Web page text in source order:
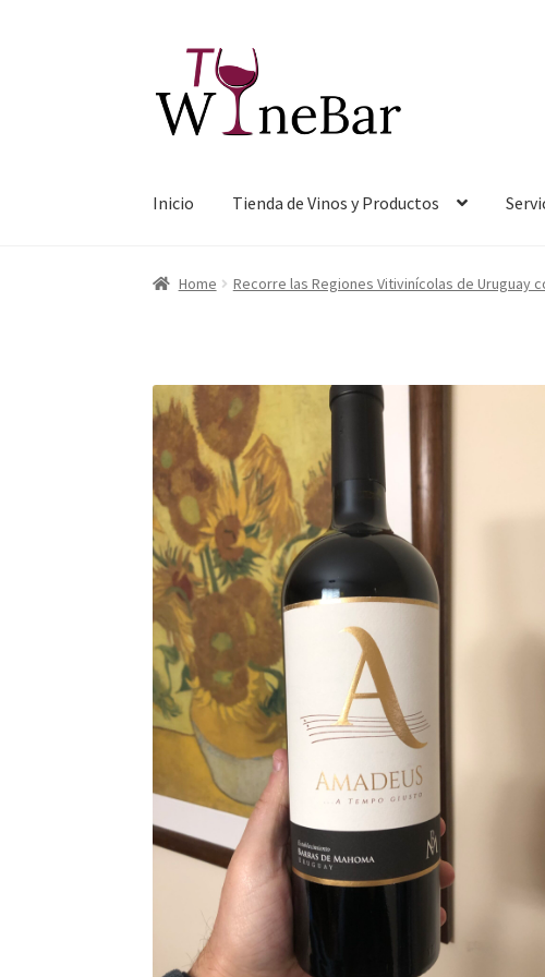
la
navegación
contenido
Inicio Tienda de Vinos y Productos
Home Recorre las Regiones Vitivinícolas de Uruguay